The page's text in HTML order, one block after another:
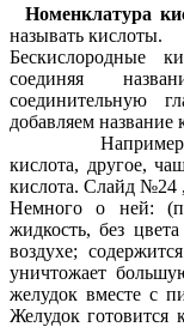
Номенклатура
называть кислоты.
Бескислородные
соединяя
соединительную
добавляем название
кислота, другое,
кислота. Слайд №24
Немного о ней:
жидкость, без
воздухе;
уничтожает
желудок вместе с
Желудок